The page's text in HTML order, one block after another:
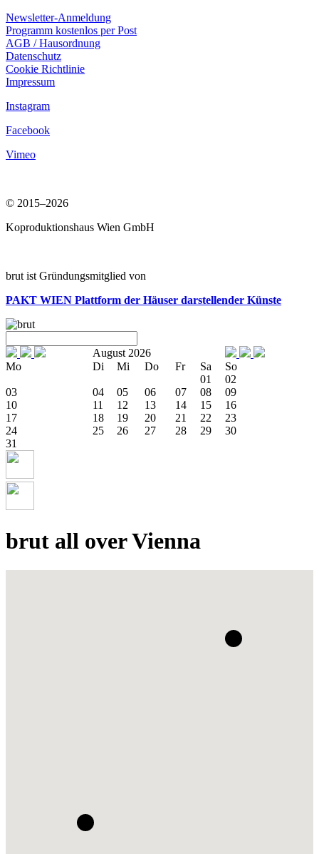
Newsletter-Anmeldung
Programm kostenlos per Post
AGB / Hausordnung
Datenschutz
Cookie Richtlinie
Impressum
Instagram
Facebook
Vimeo
© 2015–2026
Koproduktionshaus Wien GmbH
brut ist Gründungsmitglied von
PAKT WIEN Plattform der Häuser darstellender Künste
August 2026
Mo
Di Mi Do Fr Sa
So
01
02
03
04 05 06 07 08
09
10
11 12 13 14 15
16
17
18 19 20 21 22
23
24
25 26 27 28 29
30
31
brut all over Vienna